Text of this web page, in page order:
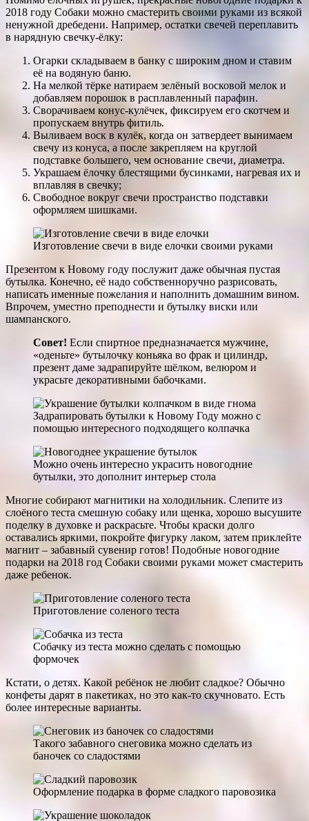
2018 году Собаки можно смастерить своими руками из всякой
ненужной дребедени. Например, остатки свечей переплавить
в нарядную свечку-ёлку:
Огарки складываем в банку с широким дном и ставим
её на водяную баню.
На мелкой тёрке натираем зелёный восковой мелок и
добавляем порошок в расплавленный парафин.
Сворачиваем конус-кулёчек, фиксируем его скотчем и
пропускаем внутрь фитиль.
Выливаем воск в кулёк, когда он затвердеет вынимаем
свечу из конуса, а после закрепляем на круглой
подставке большего, чем основание свечи, диаметра.
Украшаем ёлочку блестящими бусинками, нагревая их и
вплавляя в свечку;
Свободное вокруг свечи пространство подставки
оформляем шишками.
Изготовление свечи в виде елочки своими руками
Презентом к Новому году послужит даже обычная пустая
бутылка. Конечно, её надо собственноручно разрисовать,
написать именные пожелания и наполнить домашним вином.
Впрочем, уместно преподнести и бутылку виски или
шампанского.
Совет! Если спиртное предназначается мужчине,
«оденьте» бутылочку коньяка во фрак и цилиндр,
презент даме задрапируйте шёлком, велюром и
украсьте декоративными бабочками.
Задрапировать бутылки к Новому Году можно с
помощью интересного подходящего колпачка
Можно очень интересно украсить новогодние
бутылки, это дополнит интерьер стола
Многие собирают магнитики на холодильник. Слепите из
слоёного теста смешную собаку или щенка, хорошо высушите
поделку в духовке и раскрасьте. Чтобы краски долго
оставались яркими, покройте фигурку лаком, затем приклейте
магнит – забавный сувенир готов! Подобные новогодние
подарки на 2018 год Собаки своими руками может смастерить
даже ребенок.
Приготовление соленого теста
Собачку из теста можно сделать с помощью
формочек
Кстати, о детях. Какой ребёнок не любит сладкое? Обычно
конфеты дарят в пакетиках, но это как-то скучновато. Есть
более интересные варианты.
Такого забавного снеговика можно сделать из
баночек со сладостями
Оформление подарка в форме сладкого паровозика